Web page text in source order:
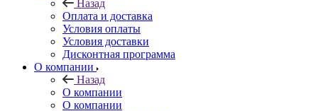
Назад
Оплата и доставка
Условия оплаты
Условия доставки
Дисконтная программа
О компании
Назад
О компании
О компании